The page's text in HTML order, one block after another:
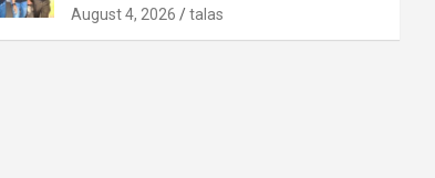
August 4, 2026 talas